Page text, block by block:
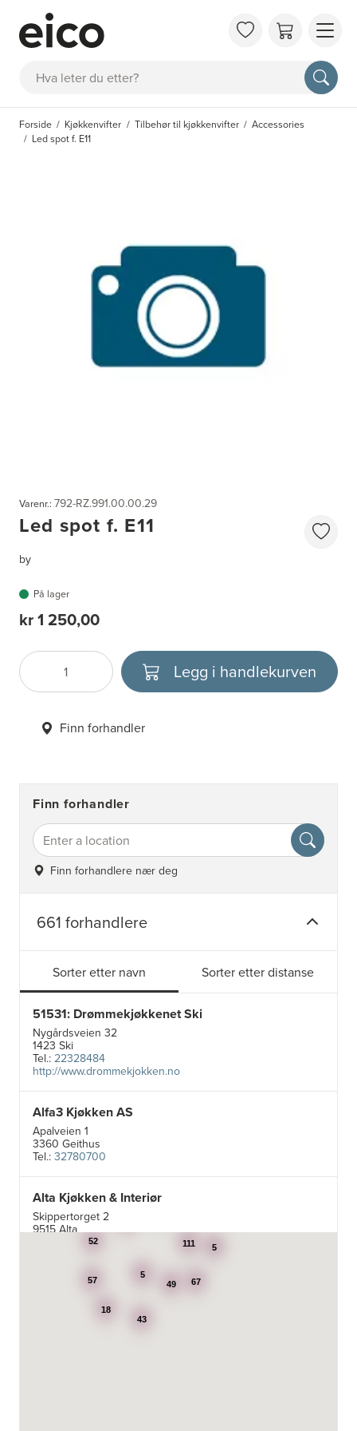
Søk
OM
FAQ
Forside Kjøkkenvifter Tilbehør til kjøkkenvifter
Accessories
Led spot f. E11
Varenr.: 792-RZ.991.00.00.29
Led spot f. E11
by
På lager
kr 1 250,00
Antall
Velg enhet Legg i handlekurven
Finn forhandler
Finn forhandler
Finn forhandlere nær deg
661 forhandlere
Sorter etter navn Sorter etter distanse
51531: Drømmekjøkkenet Ski
Nygårdsveien 32
1423 Ski
Tel.:22328484
http://www.drommekjokken.no
Alfa3 Kjøkken AS
Apalveien 1
3360 Geithus
Tel.:32780700
Alta Kjøkken & Interiør
Skippertorget 2
9515 Alta
99007242
Aran Scandinavia AS
Stadsing. Dahls gt. 31A
7043 Trondheim
49
111
52
57 67
43
5
5
18